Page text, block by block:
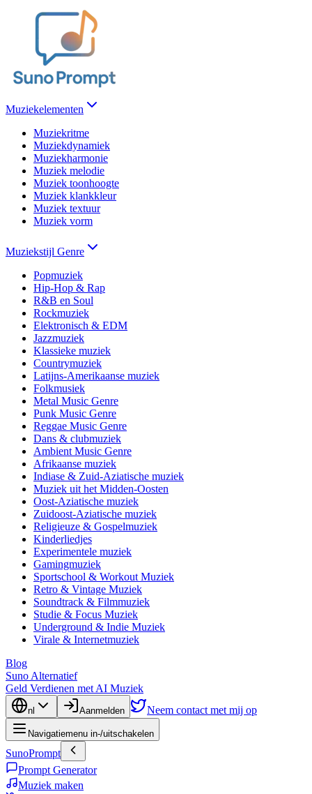
Muziekelementen
Muziekritme
Muziekdynamiek
Muziekharmonie
Muziek melodie
Muziek toonhoogte
Muziek klankkleur
Muziek textuur
Muziek vorm
Muziekstijl Genre
Popmuziek
Hip-Hop & Rap
R&B en Soul
Rockmuziek
Elektronisch & EDM
Jazzmuziek
Klassieke muziek
Countrymuziek
Latijns-Amerikaanse muziek
Folkmusiek
Metal Music Genre
Punk Music Genre
Reggae Music Genre
Dans & clubmuziek
Ambient Music Genre
Afrikaanse muziek
Indiase & Zuid-Aziatische muziek
Muziek uit het Midden-Oosten
Oost-Aziatische muziek
Zuidoost-Aziatische muziek
Religieuze & Gospelmuziek
Kinderliedjes
Experimentele muziek
Gamingmuziek
Sportschool & Workout Muziek
Retro & Vintage Muziek
Soundtrack & Filmmuziek
Studie & Focus Muziek
Underground & Indie Muziek
Virale & Internetmuziek
Blog
Suno Alternatief
Geld Verdienen met AI Muziek
nl Aanmelden Neem contact met mij op
Navigatiemenu in-/uitschakelen
SunoPrompt
Prompt Generator
Muziek maken